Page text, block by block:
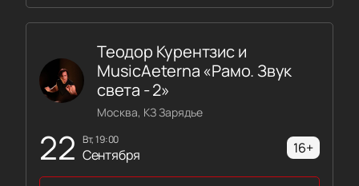
22 вт, 19:00
Сентября
Теодор Курентзис и
MusicAeterna «Рамо. Звук
света - 2»
Москва, КЗ Зарядье
16+